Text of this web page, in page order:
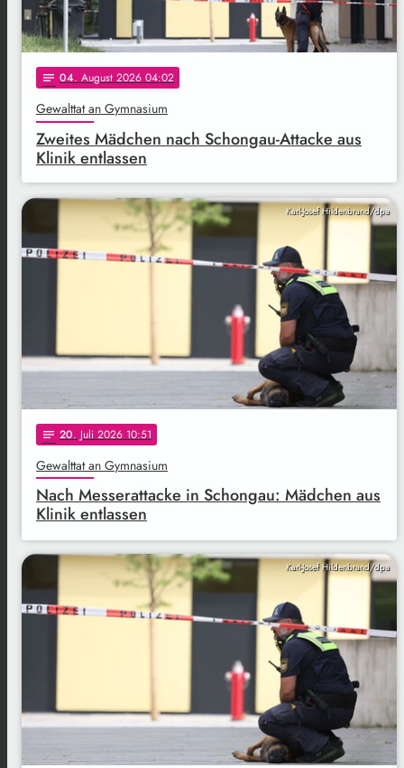
notes 04. August 2026 04:02
Gewalttat an Gymnasium
Zweites Mädchen nach Schongau-Attacke aus
Klinik entlassen
Karl-Josef Hildenbrand/dpa
notes 20. Juli 2026 10:51
Gewalttat an Gymnasium
Nach Messerattacke in Schongau: Mädchen aus
Klinik entlassen
Karl-Josef Hildenbrand/dpa